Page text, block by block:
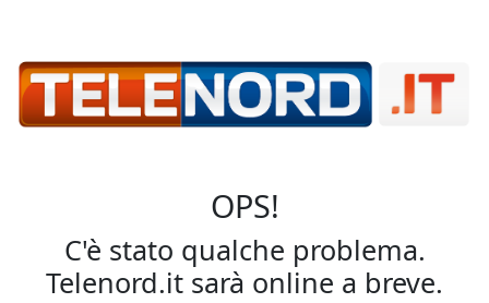
OPS!
C'è stato qualche problema.
Telenord.it sarà online a breve.